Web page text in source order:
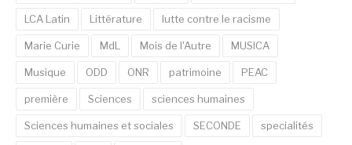
LCA Latin Littérature lutte contre le racisme
Marie Curie MdL Mois de l'Autre MUSICA
Musique ODD ONR patrimoine PEAC
première Sciences sciences humaines
Sciences humaines et sociales SECONDE specialités